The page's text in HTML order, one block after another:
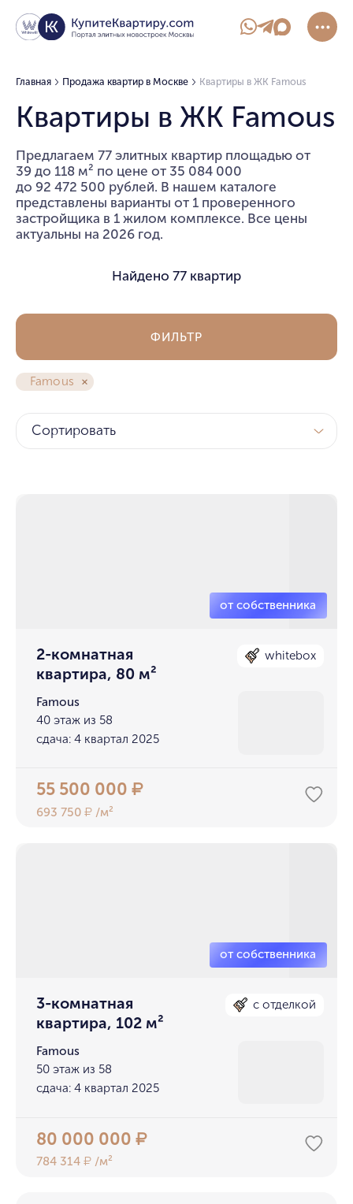
Главная Продажа квартир в Москве Квартиры в ЖК Famous
Квартиры в ЖК Famous
Предлагаем 77 элитных квартир площадью от
39 до 118 м² по цене от 35 084 000
до 92 472 500 рублей. В нашем каталоге
представлены варианты от 1 проверенного
застройщика в 1 жилом комплексе. Все цены
актуальны на 2026 год.
Найдено 77 квартир
Famous
ФИЛЬТР
Сортировать
2-комнатная
квартира, 80 м²
whitebox
Famous
40 этаж из 58
сдача: 4 квартал 2025
55 500 000₽
693 750₽ /м²
3-комнатная
квартира, 102 м²
с отделкой
Famous
50 этаж из 58
сдача: 4 квартал 2025
80 000 000₽
784 314₽ /м²